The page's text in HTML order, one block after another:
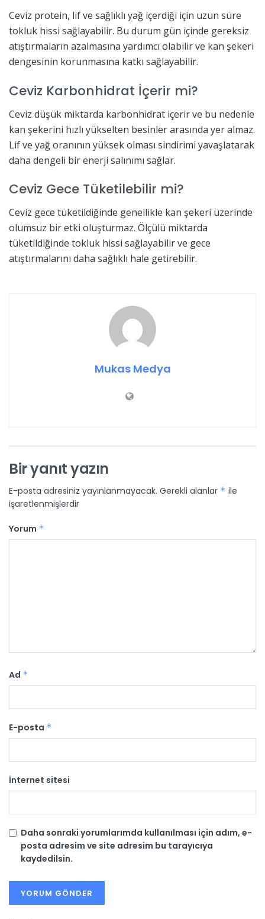
Ceviz protein, lif ve sağlıklı yağ içerdiği için uzun süre
tokluk hissi sağlayabilir. Bu durum gün içinde gereksiz
atıştırmaların azalmasına yardımcı olabilir ve kan şekeri
dengesinin korunmasına katkı sağlayabilir.
Ceviz Karbonhidrat İçerir mi?
Ceviz düşük miktarda karbonhidrat içerir ve bu nedenle
kan şekerini hızlı yükselten besinler arasında yer almaz.
Lif ve yağ oranının yüksek olması sindirimi yavaşlatarak
daha dengeli bir enerji salınımı sağlar.
Ceviz Gece Tüketilebilir mi?
Ceviz gece tüketildiğinde genellikle kan şekeri üzerinde
olumsuz bir etki oluşturmaz. Ölçülü miktarda
tüketildiğinde tokluk hissi sağlayabilir ve gece
atıştırmalarını daha sağlıklı hale getirebilir.
Mukas Medya
Bir yanıt yazın
E-posta adresiniz yayınlanmayacak. Gerekli alanlar * ile
işaretlenmişlerdir
Yorum *
Ad *
E-posta *
İnternet sitesi
Daha sonraki yorumlarımda kullanılması için adım, e-
posta adresim ve site adresim bu tarayıcıya
kaydedilsin.